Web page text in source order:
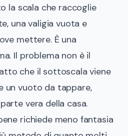
la scala che raccoglie
una valigia vuota e
mettere. È una
Il problema non è il
che il sottoscala viene
vuoto da tappare,
vera della casa.
richiede meno fantasia